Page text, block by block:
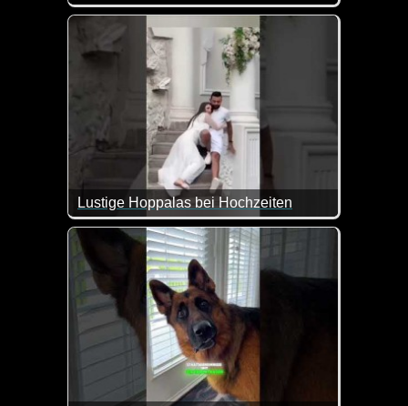
Eine tolle Zusammenstellung von lustigen
Lustige Hoppalas bei Hochzeiten
Zum Welttag der Ehe kommen diese Hoppalas